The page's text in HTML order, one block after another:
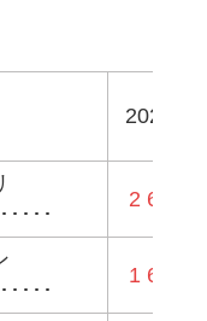
ソフト
259 691
570
2021
････
2 682
････
1 640